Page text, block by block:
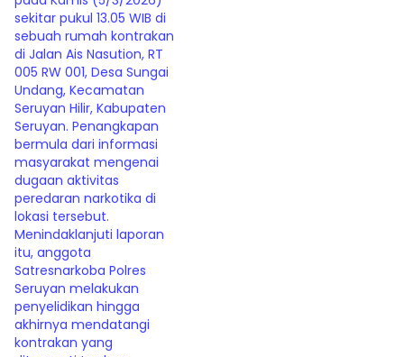
sekitar pukul 13.05 WIB di
sebuah rumah kontrakan
di Jalan Ais Nasution, RT
005 RW 001, Desa Sungai
Undang, Kecamatan
Seruyan Hilir, Kabupaten
Seruyan. Penangkapan
bermula dari informasi
masyarakat mengenai
dugaan aktivitas
peredaran narkotika di
lokasi tersebut.
Menindaklanjuti laporan
itu, anggota
Satresnarkoba Polres
Seruyan melakukan
penyelidikan hingga
akhirnya mendatangi
kontrakan yang